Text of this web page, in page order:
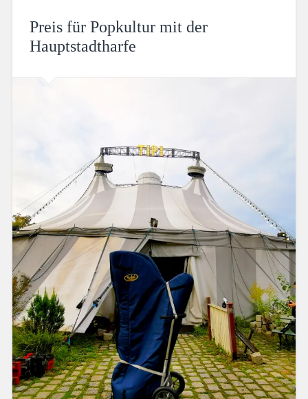
Preis für Popkultur mit der
Hauptstadtharfe